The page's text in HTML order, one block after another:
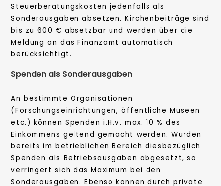
Steuerberatungskosten jedenfalls als
Sonderausgaben absetzen. Kirchenbeiträge sind
bis zu 600 € absetzbar und werden über die
Meldung an das Finanzamt automatisch
berücksichtigt.
Spenden als Sonderausgaben
An bestimmte Organisationen
(Forschungseinrichtungen, öffentliche Museen
etc.) können Spenden i.H.v. max. 10 % des
Einkommens geltend gemacht werden. Wurden
bereits im betrieblichen Bereich diesbezüglich
Spenden als Betriebsausgaben abgesetzt, so
verringert sich das Maximum bei den
Sonderausgaben. Ebenso können durch private